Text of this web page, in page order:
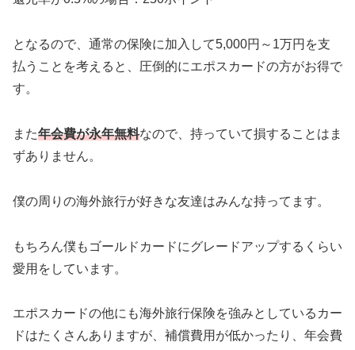
となるので、通常の保険に加入して5,000円～1万円を支
払うことを考えると、圧倒的にエポスカードの方がお得で
す。
また年会費が永年無料なので、持っていて損することはま
ずありません。
僕の周りの海外旅行が好きな友達はみんな持ってます。
もちろん僕もゴールドカードにグレードアップするくらい
愛用をしています。
エポスカードの他にも海外旅行保険を強みとしているカー
ドはたくさんありますが、補償費用が低かったり、年会費